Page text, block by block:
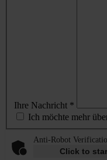
Ihre Nachricht *
Ich möchte mehr
Anti-Robot
Click to